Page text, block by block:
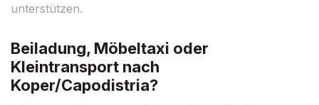
unterstützen.
Beiladung, Möbeltaxi oder
Kleintransport nach
Koper/Capodistria?